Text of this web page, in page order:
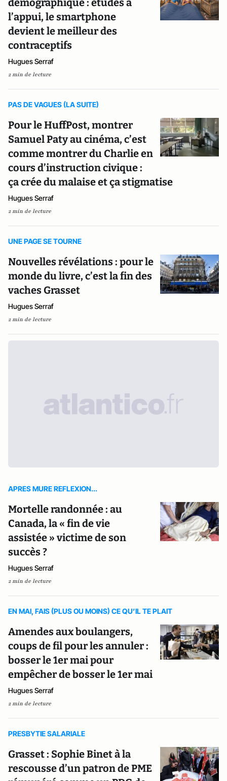
l’appui, le smartphone
devient le meilleur des
contraceptifs
Hugues Serraf
2 min de lecture
PAS DE VAGUES (LA SUITE)
Pour le HuffPost, montrer
Samuel Paty au cinéma, c’est
comme montrer du Charlie en
cours d’instruction civique :
ça crée du malaise et ça stigmatise
Hugues Serraf
2 min de lecture
UNE PAGE SE TOURNE
Nouvelles révélations : pour le
monde du livre, c’est la fin des
vaches Grasset
Hugues Serraf
2 min de lecture
APRES MURE REFLEXION...
Mortelle randonnée : au
Canada, la « fin de vie
assistée » victime de son
succès ?
Hugues Serraf
2 min de lecture
EN MAI, FAIS (PLUS OU MOINS) CE QU’IL TE PLAIT
Amendes aux boulangers,
coups de fil pour les annuler :
bosser le 1er mai pour
empêcher de bosser le 1er mai
Hugues Serraf
2 min de lecture
PRESBYTIE SALARIALE
Grasset : Sophie Binet à la
rescousse d’un patron de PME